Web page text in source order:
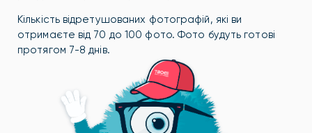
Кількість відретушованих фотографій, які ви
отримаєте від 70 до 100 фото. Фото будуть готові
протягом 7-8 днів.